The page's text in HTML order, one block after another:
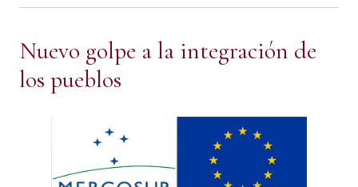
Nuevo golpe a la integración de
los pueblos